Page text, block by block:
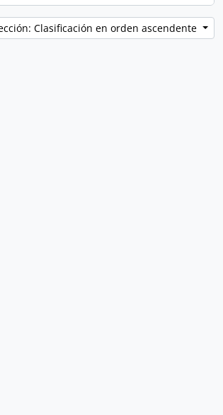
Clasificación en orden ascendente